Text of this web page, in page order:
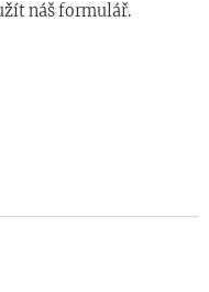
náš formulář.